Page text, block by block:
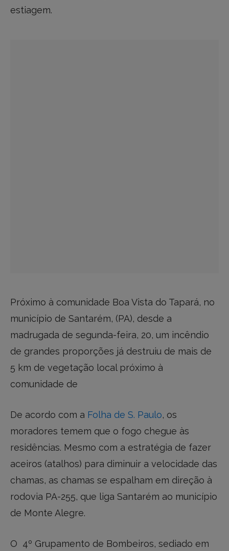
estiagem.
Próximo à comunidade Boa Vista do Tapará, no
município de Santarém, (PA), desde a
madrugada de segunda-feira, 20, um incêndio
de grandes proporções já destruiu de mais de
5 km de vegetação local próximo à
comunidade de
De acordo com a Folha de S. Paulo, os
moradores temem que o fogo chegue às
residências. Mesmo com a estratégia de fazer
aceiros (atalhos) para diminuir a velocidade das
chamas, as chamas se espalham em direção à
rodovia PA-255, que liga Santarém ao município
de Monte Alegre.
O 4º Grupamento de Bombeiros, sediado em